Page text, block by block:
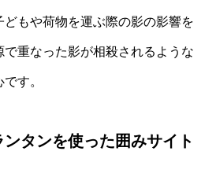
どもや荷物を運ぶ際の影の影響を
重なった影が相殺されるような
す。
タンを使った囲みサイト